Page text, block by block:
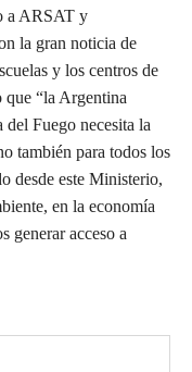
a ARSAT y
la gran noticia de
y los centros de
que “la Argentina
del Fuego necesita la
también para todos los
desde este Ministerio,
en la economía
generar acceso a